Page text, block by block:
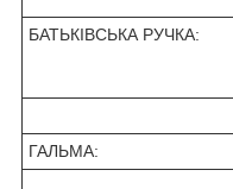
БАТЬКІВСЬКА РУЧКА:
ГАЛЬМА: